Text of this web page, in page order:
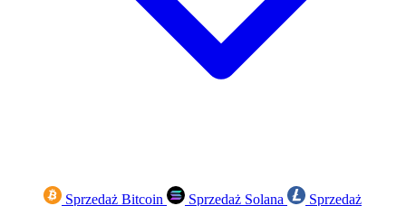
Sprzedaż Bitcoin Sprzedaż Solana
Sprzedaż